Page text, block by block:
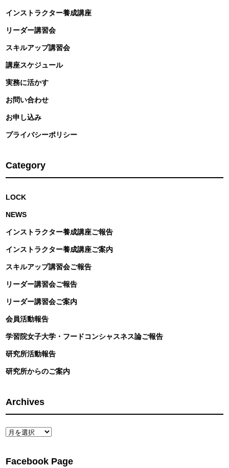
インストラクター養成講座
リーダー講習会
スキルアップ講習会
講座スケジュール
実務に活かす
お問い合わせ
お申し込み
プライバシーポリシー
Category
LOCK
NEWS
インストラクター養成講座ご報告
インストラクター養成講座ご案内
スキルアップ講習会ご報告
リーダー講習会ご報告
リーダー講習会ご案内
会員活動報告
学習院女子大学・フードコンシャスネス論ご報告
研究所活動報告
研究所からのご案内
Archives
Archives
Facebook Page